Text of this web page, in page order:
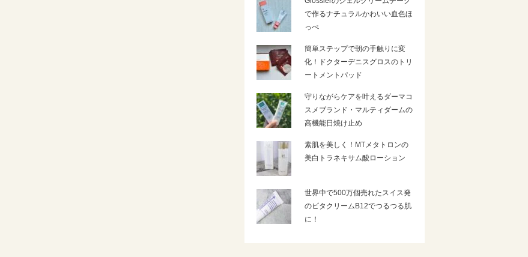
で作るナチュラルかわいい血色ほ
っぺ
簡単ステップで朝の手触りに変
化！ドクターデニスグロスのトリ
ートメントパッド
守りながらケアを叶えるダーマコ
スメブランド・マルティダームの
高機能日焼け止め
素肌を美しく！MTメタトロンの
美白トラネキサム酸ローション
世界中で500万個売れたスイス発
のビタクリームB12でつるつる肌
に！